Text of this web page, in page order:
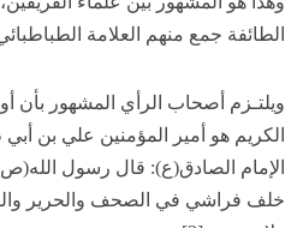
الطائفة جمع منهم العلامة
ويلتـزم أصحاب الرأي المشهور بأن
الكريم هو أمير المؤمنين علي بن
الإمام الصادق(ع): قال رسول
خلف فراشي في الصحف والحرير